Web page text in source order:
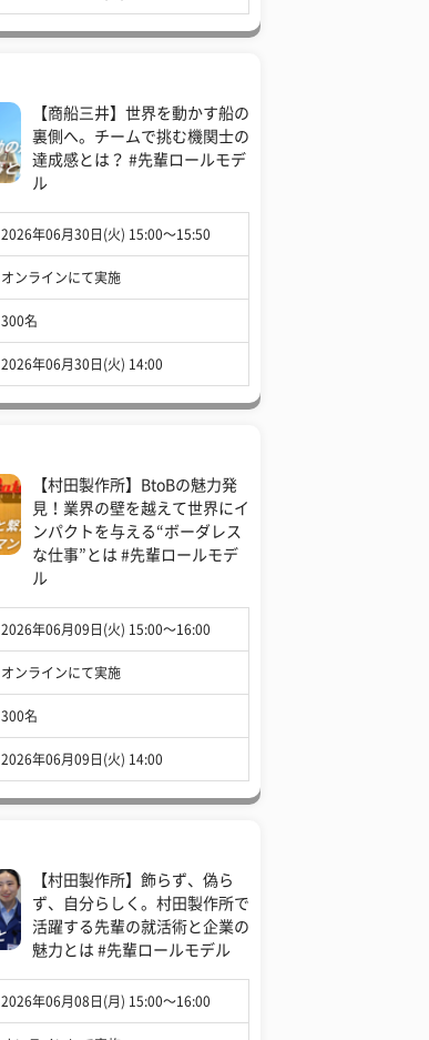
【商船三井】世界を動かす船の
裏側へ。チームで挑む機関士の
達成感とは？ #先輩ロールモデ
ル
2026年06月30日(火) 15:00〜15:50
オンラインにて実施
300名
2026年06月30日(火) 14:00
【村田製作所】BtoBの魅力発
見！業界の壁を越えて世界にイ
ンパクトを与える“ボーダレス
な仕事”とは #先輩ロールモデ
ル
2026年06月09日(火) 15:00〜16:00
オンラインにて実施
300名
2026年06月09日(火) 14:00
【村田製作所】飾らず、偽ら
ず、自分らしく。村田製作所で
活躍する先輩の就活術と企業の
魅力とは #先輩ロールモデル
2026年06月08日(月) 15:00〜16:00